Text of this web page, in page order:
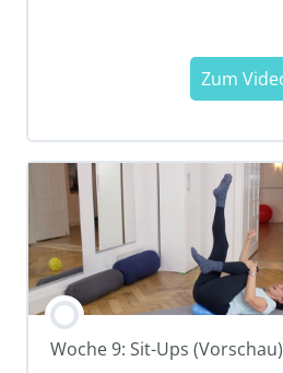
Woche 9: Sit-Ups (Vorschau)